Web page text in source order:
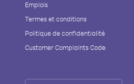
Emplois
Termes et conditions
Politique de confidentialité
Customer Complaints Code